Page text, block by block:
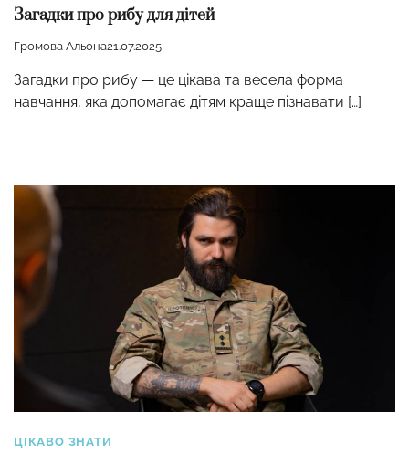
Загадки про рибу для дітей
Громова Альона21.07.2025
Загадки про рибу — це цікава та весела форма
навчання, яка допомагає дітям краще пізнавати […]
ЦІКАВО ЗНАТИ